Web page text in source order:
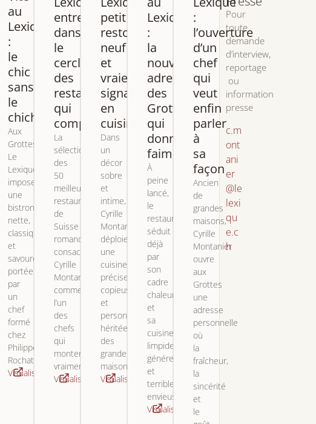
au
Lexique
:
le
chic
sans
le
chichi
Aux
Grottes,
Le
Lexique
impose
une
bistronomie
nette,
classique
et
savoureuse,
portée
par
un
chef
formé
chez
Philippe
Rochat.
Visualiser
entre
dans
le
cercle
des
restaurants
qui
comptent
La
sélection
des
50
meilleurs
restaurants
de
Suisse
romande
consacre
Cyrille
Montanier
comme
l’un
des
chefs
qui
montent
vraiment.
Visualiser
petit
resto
neuf
et
vraie
signature
en
cuisine
Dans
un
décor
sobre
et
intime,
Cyrille
Montanier
déploie
une
cuisine
précise,
copieuse
et
personnelle,
héritée
des
grandes
maisons.
Visualiser
Lexique
:
la
nouvelle
adresse
des
Grottes
qui
donne
faim
À
peine
lancé,
le
restaurant
séduit
déjà
par
son
cadre
chaleureux
et
sa
cuisine
limpide,
généreuse
et
terriblement
envieuse.
Visualiser
:
l’ouverture
d’un
chef
qui
veut
enfin
parler
à
sa
façon
Ancien
de
grandes
maisons,
Cyrille
Montanier
ouvre
aux
Grottes
une
adresse
personnelle
où
la
fraîcheur,
la
sincérité
et
le
Pour
toute
demande
d’interview,
reportage
ou
information
presse
c.m
ont
ani
er
@le
lexi
qu
e.c
h